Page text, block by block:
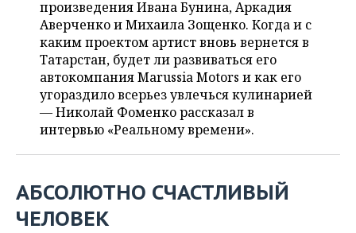
произведения Ивана Бунина, Аркадия
Аверченко и Михаила Зощенко. Когда и с
каким проектом артист вновь вернется в
Татарстан, будет ли развиваться его
автокомпания Marussia Motors и как его
угораздило всерьез увлечься кулинарией
— Николай Фоменко рассказал в
интервью «Реальному времени».
АБСОЛЮТНО СЧАСТЛИВЫЙ
ЧЕЛОВЕК